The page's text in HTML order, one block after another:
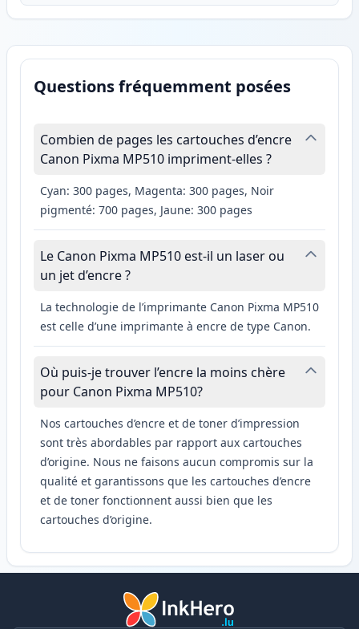
Questions fréquemment posées
Combien de pages les cartouches d’encre
Canon Pixma MP510 impriment-elles ?
Cyan: 300 pages, Magenta: 300 pages, Noir
pigmenté: 700 pages, Jaune: 300 pages
Le Canon Pixma MP510 est-il un laser ou
un jet d’encre ?
La technologie de l’imprimante Canon Pixma MP510
est celle d’une imprimante à encre de type Canon.
Où puis-je trouver l’encre la moins chère
pour Canon Pixma MP510?
Nos cartouches d’encre et de toner d’impression
sont très abordables par rapport aux cartouches
d’origine. Nous ne faisons aucun compromis sur la
qualité et garantissons que les cartouches d’encre
et de toner fonctionnent aussi bien que les
cartouches d’origine.